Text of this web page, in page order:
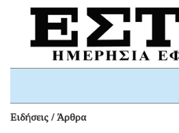
Ειδήσεις / Άρθρα